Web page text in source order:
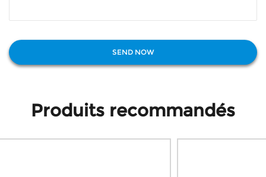
Produits recommandés